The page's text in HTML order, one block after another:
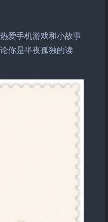
爱手机游戏和小故事
你是半夜孤独的读